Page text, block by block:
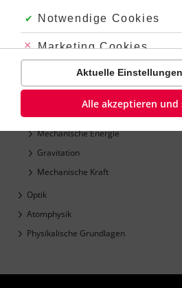
Kinetik
Eindimensionale beschleunigte
Kinetische Energie
Zweidimensionale Bewegung
Mechanische Energie
Gravitation
Mechanische Kraft
Optik
Atomphysik
Physikalische Grundlagen
Akzeptiert:
Notwendige Cookies
Abgelehnt:
Marketing Cookies
Abgelehnt:
Personalisierungs-
Aktuelle
Alle akzeptieren und